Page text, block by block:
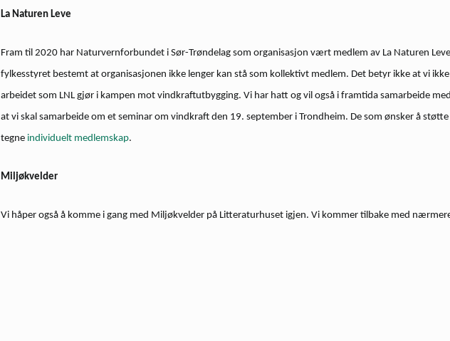
La Naturen Leve
Fram til 2020 har Naturvernforbundet i Sør-Trøndelag som organisasjon vært medlem av La Naturen
fylkesstyret bestemt at organisasjonen ikke lenger kan stå som kollektivt medlem. Det betyr ikke at vi
arbeidet som LNL gjør i kampen mot vindkraftutbygging. Vi har hatt og vil også i framtida samarbeide
at vi skal samarbeide om et seminar om vindkraft den 19. september i Trondheim. De som ønsker å
tegne individuelt medlemskap.
Miljøkvelder
Vi håper også å komme i gang med Miljøkvelder på Litteraturhuset igjen. Vi kommer tilbake med